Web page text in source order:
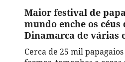
Maior festival de
mundo enche os céus
Dinamarca de várias
Cerca de 25 mil